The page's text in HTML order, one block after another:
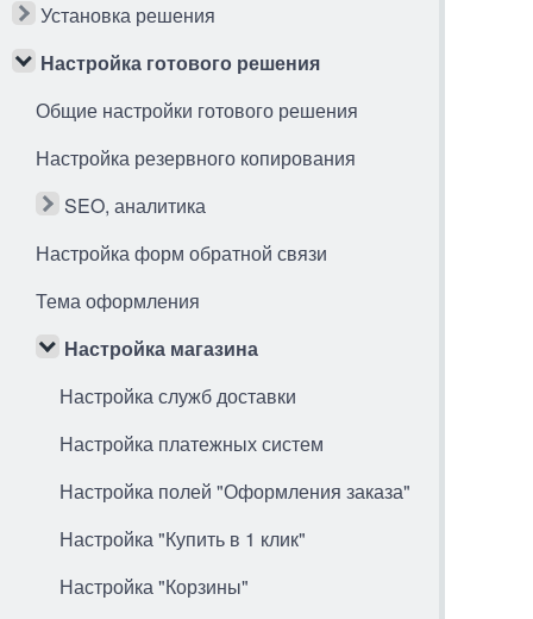
Установка решения
Настройка готового решения
Общие настройки готового решения
Настройка резервного копирования
SEO, аналитика
Настройка форм обратной связи
Тема оформления
Настройка магазина
Настройка служб доставки
Настройка платежных систем
Настройка полей "Оформления заказа"
Настройка "Купить в 1 клик"
Настройка "Корзины"